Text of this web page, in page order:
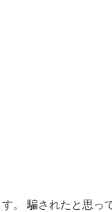
。 騙されたと思っ